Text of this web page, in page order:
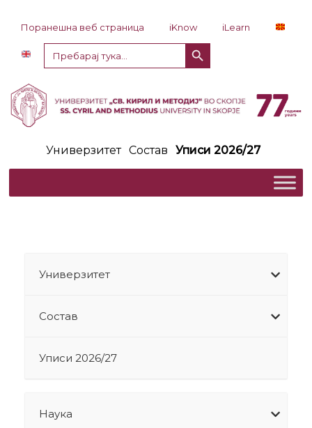
Поранешна веб страница iKnow
iLearn
Пребарај
за:
Копче за пребарување
Универзитет Состав Уписи 2026/27
Универзитет
Состав
Уписи 2026/27
Наука